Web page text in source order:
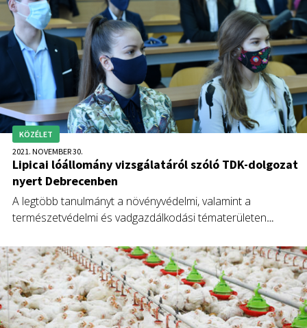
KÖZÉLET
2021. NOVEMBER 30.
Lipicai lóállomány vizsgálatáról szóló TDK-dolgozat
nyert Debrecenben
A legtöbb tanulmányt a növényvédelmi, valamint a
természetvédelmi és vadgazdálkodási tématerületen
Tudományos Diákköri Konferenciáján.